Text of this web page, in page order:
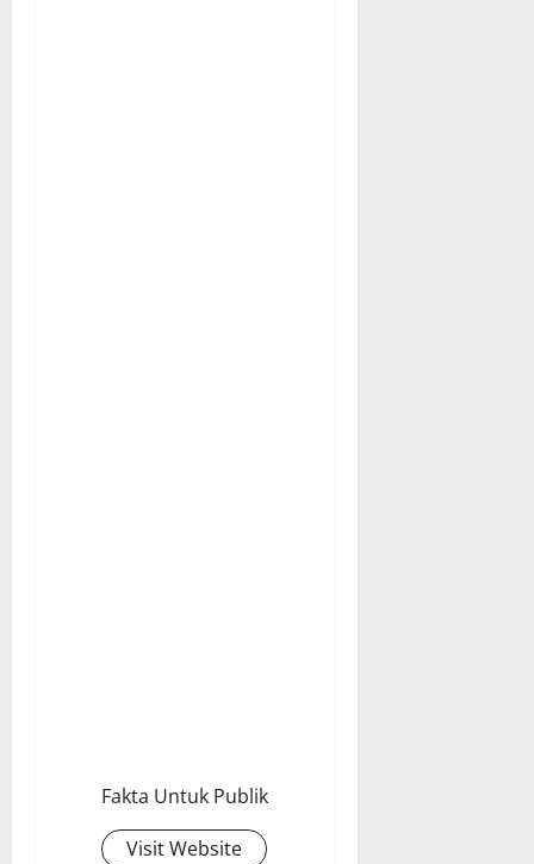
Fakta Untuk Publik
Visit Website